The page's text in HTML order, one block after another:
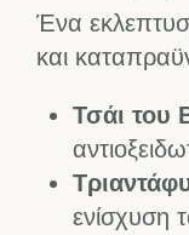
Ένα
και
Τσάι του
ενίσχυση